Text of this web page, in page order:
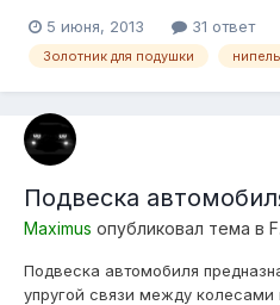
5 июня, 2013 31 ответ
Золотник для подушки
Подвеска
Maximus опубликовал тема в
Подвеска автомобиля
упругой связи между